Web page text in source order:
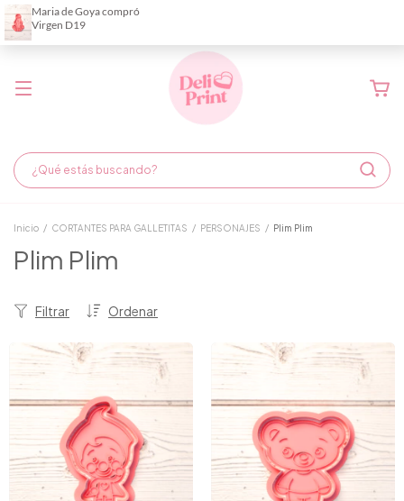
Demora de fabricación hasta 6 días hábiles
Inicio / CORTANTES PARA GALLETITAS / PERSONAJES / Plim Plim
Plim Plim
Ordenar
Filtrar